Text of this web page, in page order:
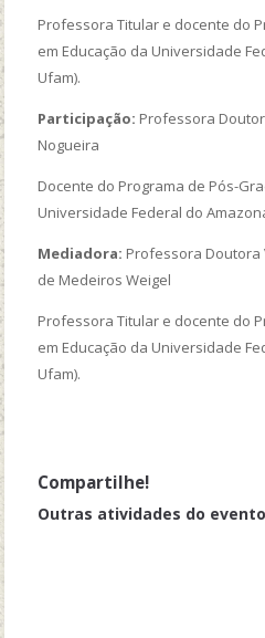
Professora Titular e docente do
em Educação da Universidade
Ufam).
Participação: Professora
Nogueira
Docente do Programa de Pós-
Universidade Federal do
Mediadora: Professora Doutora
de Medeiros Weigel
Professora Titular e docente do
em Educação da Universidade
Ufam).
Compartilhe!
Outras atividades do evento